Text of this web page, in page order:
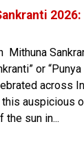
Star
Star Horoscope
Horoscope
Mithuna
or
across
this auspicious
the sun in...